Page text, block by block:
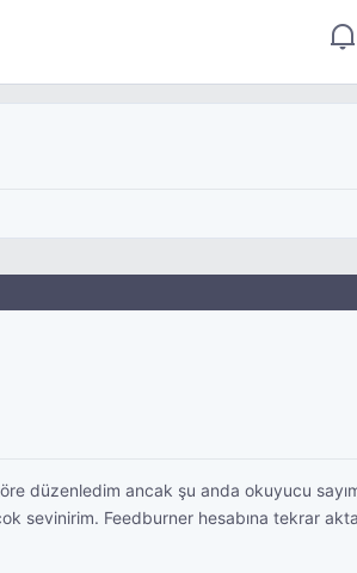
düzenledim ancak şu anda okuyucu
sevinirim. Feedburner hesabına tekrar